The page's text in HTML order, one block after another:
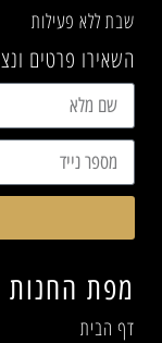
מפת החנות
דף הבית
שבת ללא פעילות
השאירו פרטים